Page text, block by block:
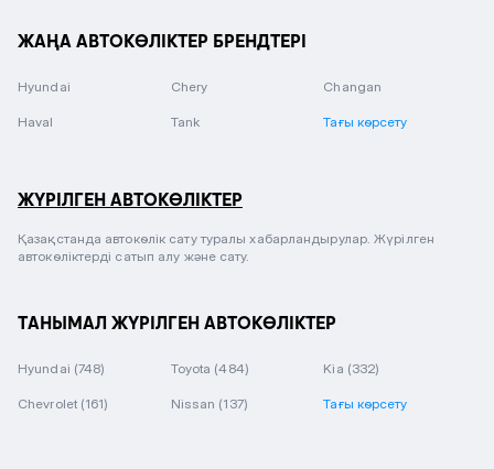
ЖАҢА АВТОКӨЛІКТЕР БРЕНДТЕРІ
Hyundai Chery Changan
Haval Tank Тағы көрсету
ЖҮРІЛГЕН АВТОКӨЛІКТЕР
Қазақстанда автокөлік сату туралы хабарландырулар. Жүрілген
автокөліктерді сатып алу және сату.
ТАНЫМАЛ ЖҮРІЛГЕН АВТОКӨЛІКТЕР
Hyundai (748) Toyota (484) Kia (332)
Chevrolet (161) Nissan (137) Тағы көрсету